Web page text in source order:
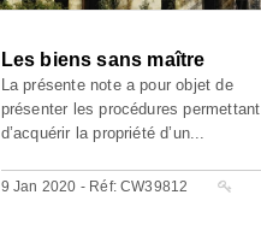
Les biens sans maître
La présente note a pour objet de
présenter les procédures permettant
d’acquérir la propriété d’un...
9 Jan 2020 - Réf: CW39812